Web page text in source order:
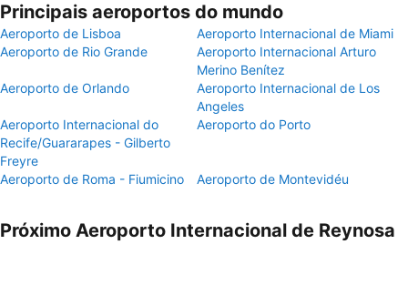
Principais aeroportos do mundo
Aeroporto de Lisboa
Aeroporto Internacional de Miami
Aeroporto de Rio Grande
Aeroporto Internacional Arturo
Merino Benítez
Aeroporto de Orlando
Aeroporto Internacional de Los
Angeles
Aeroporto Internacional do
Recife/Guararapes - Gilberto
Freyre
Aeroporto do Porto
Aeroporto de Roma - Fiumicino Aeroporto de Montevidéu
Próximo Aeroporto Internacional de Reynosa